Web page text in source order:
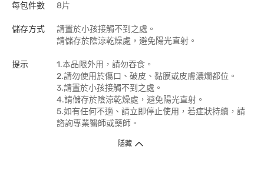
每包件數 8片
儲存方式
請置於小孩接觸不到之處。
請儲存於陰涼乾燥處，避免陽光直射。
提示
1.本品限外用，請勿吞食。
2.請勿使用於傷口、破皮、黏膜或皮膚濃爛都位。
3.請置於小孩接觸不到之處。
4.請儲存於陰涼乾燥處，避免陽光直射。
5.如有任何不適、請立即停止使用，若症狀持續，請
諮詢專業醫師或藥師。
隱藏